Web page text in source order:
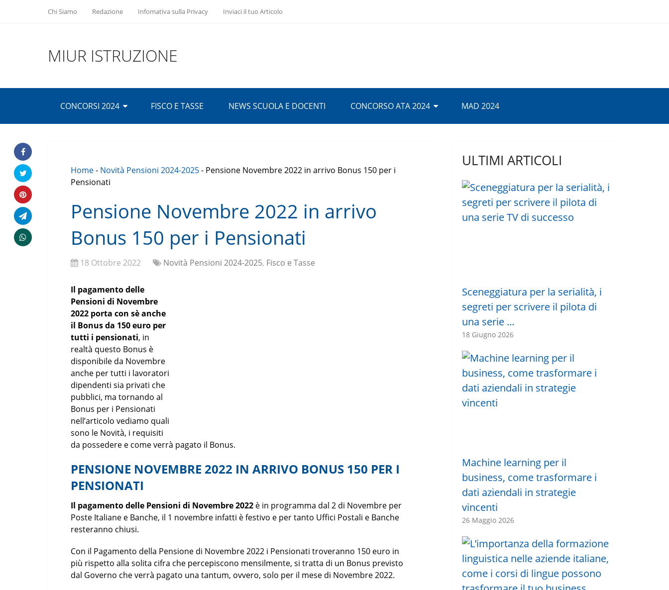
Chi Siamo Redazione Infomativa sulla Privacy Inviaci il tuo Articolo
MIUR ISTRUZIONE
CONCORSI 2024 FISCO E TASSE NEWS SCUOLA E DOCENTI CONCORSO ATA 2024 MAD 2024
Home- Novità Pensioni 2024-2025- Pensione Novembre 2022 in arrivo Bonus 150 per i
Pensionati
Pensione Novembre 2022 in arrivo
Bonus 150 per i Pensionati
18 Ottobre 2022 Novità Pensioni 2024-2025, Fisco e Tasse
Il pagamento delle
Pensioni di Novembre
2022 porta con sè anche
il Bonus da 150 euro per
tutti i pensionati, in
realtà questo Bonus è
disponibile da Novembre
anche per tutti i lavoratori
dipendenti sia privati che
pubblici, ma tornando al
Bonus per i Pensionati
nell’articolo vediamo quali
sono le Novità, i requisiti
da possedere e come verrà pagato il Bonus.
PENSIONE NOVEMBRE 2022 IN ARRIVO BONUS 150 PER I
PENSIONATI
Il pagamento delle Pensioni di Novembre 2022 è in programma dal 2 di Novembre per
Poste Italiane e Banche, il 1 novembre infatti è festivo e per tanto Uffici Postali e Banche
resteranno chiusi.
Con il Pagamento della Pensione di Novembre 2022 i Pensionati troveranno 150 euro in
più rispetto alla solita cifra che percepiscono mensilmente, si tratta di un Bonus previsto
dal Governo che verrà pagato una tantum, ovvero, solo per il mese di Novembre 2022.
ULTIMI ARTICOLI
Sceneggiatura per la serialità, i
segreti per scrivere il pilota di
una serie …
18 Giugno 2026
Machine learning per il
business, come trasformare i
dati aziendali in strategie
vincenti
26 Maggio 2026